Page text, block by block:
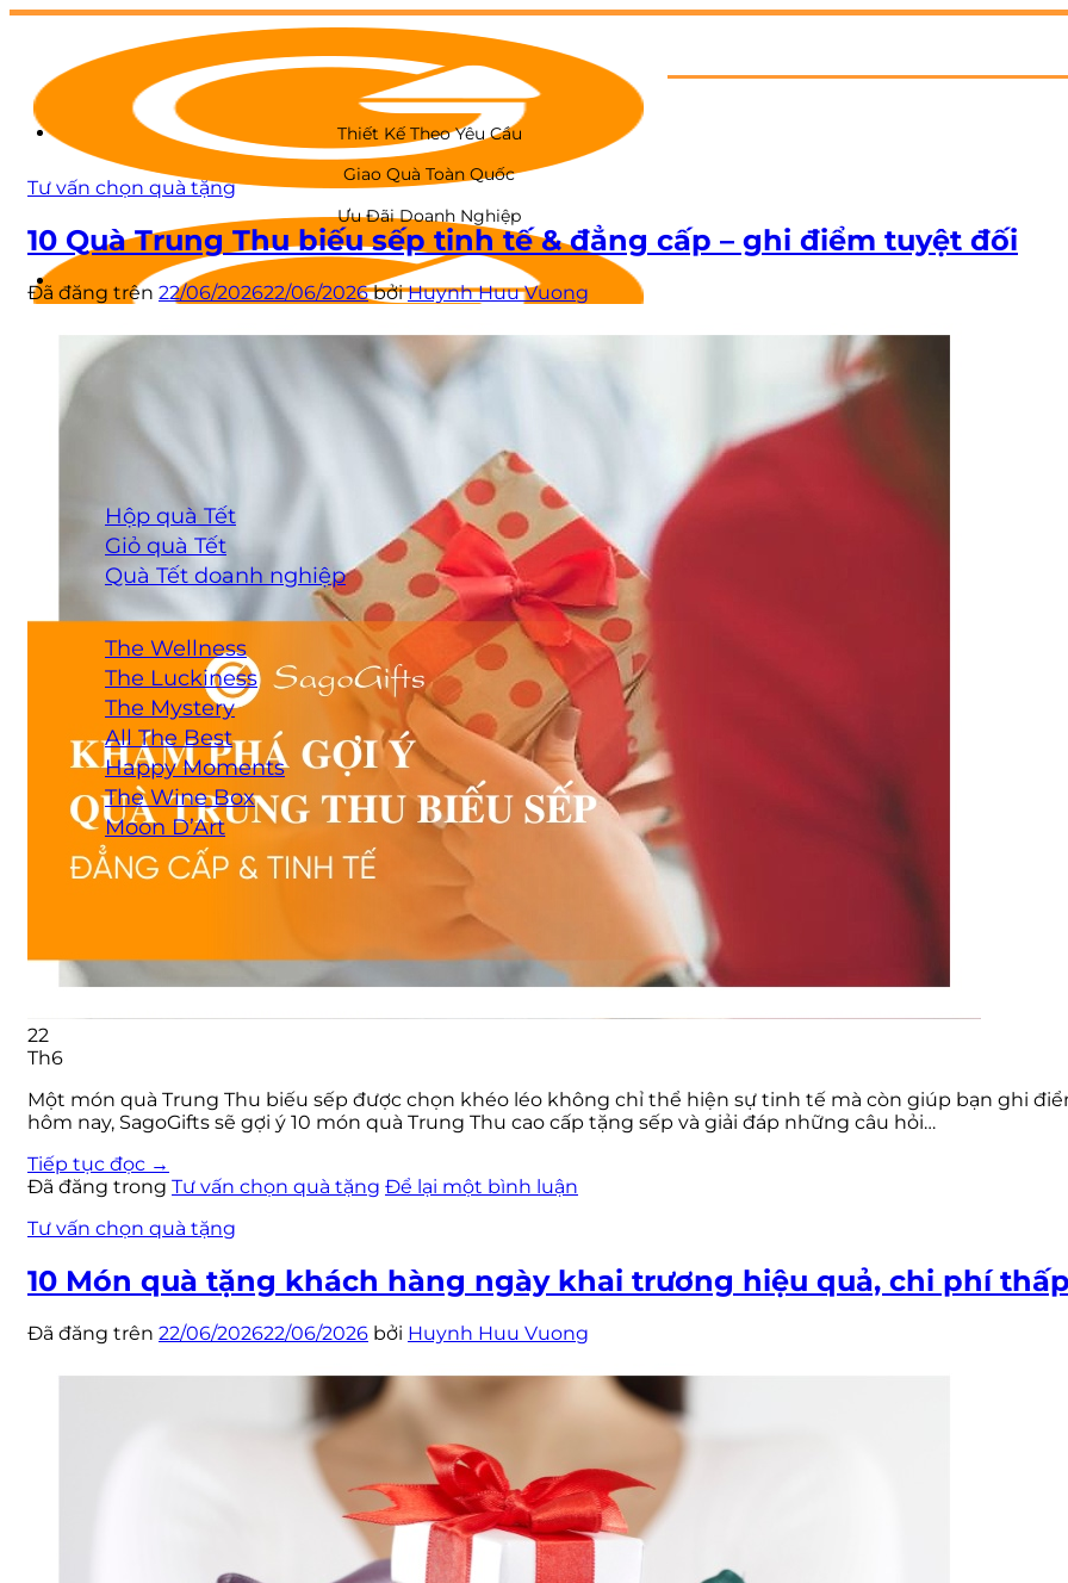
Chuyển
dung
GIỚI THIỆU
Hộp quà Tết
Giỏ quà Tết
Quà Tết doanh nghiệp
BỘ SƯU TẬP QUÀ TẶNG
The Wellness
The Luckiness
The Mystery
All The Best
Happy Moments
The Wine Box
Moon D’Art
QUÀ TẶNG DOANH NGHIỆP
Thiết Kế Theo Yêu Cầu
Giao Quà Toàn Quốc
Ưu Đãi Doanh Nghiệp
Tư vấn chọn quà tặng
10 Quà Trung Thu biếu sếp tinh tế & đẳng cấp – ghi điểm tuyệt đối
Đã đăng trên 22/06/202622/06/2026 bởiHuynh Huu Vuong
22
Th6
Một món quà Trung Thu biếu sếp được chọn khéo léo không chỉ thể hiện sự tinh tế mà còn giúp bạn ghi
hôm nay, SagoGifts sẽ gợi ý 10 món quà Trung Thu cao cấp tặng sếp và giải đáp những câu hỏi…
Tiếp tục đọc →
Đã đăng trong Tư vấn chọn quà tặng Để lại một bình luận
Tư vấn chọn quà tặng
10 Món quà tặng khách hàng ngày khai trương hiệu quả, chi phí thấp
Đã đăng trên 22/06/202622/06/2026 bởi Huynh Huu Vuong